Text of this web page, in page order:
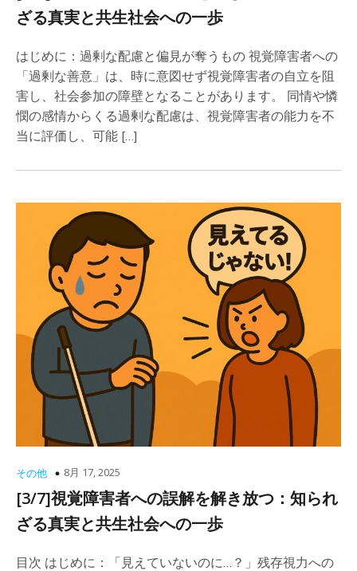
ざる真実と共生社会への一歩
はじめに：過剰な配慮と偏見が奪うもの 視覚障害者への
「過剰な善意」は、時に意図せず視覚障害者の自立を阻
害し、社会参加の障壁となることがあります。 同情や憐
憫の感情からくる過剰な配慮は、視覚障害者の能力を不
当に評価し、可能 […]
その他 8月 17, 2025
[3/7]視覚障害者への誤解を解き放つ：知られ
ざる真実と共生社会への一歩
目次 はじめに：「見えていないのに…？」残存視力への